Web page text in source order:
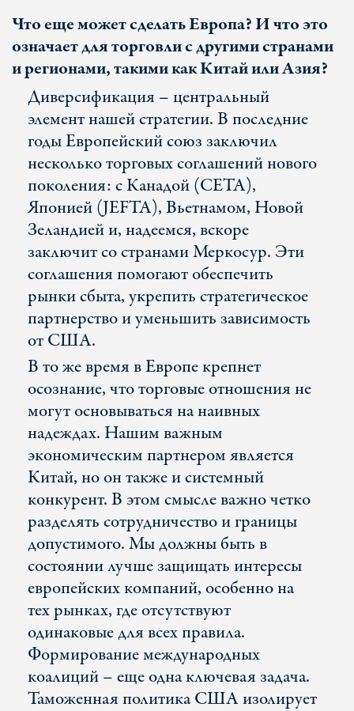
Что еще может сделать Европа? И что это
означает для торговли с другими странами
и регионами, такими как Китай или Азия?
Диверсификация – центральный
элемент нашей стратегии. В последние
годы Европейский союз заключил
несколько торговых соглашений нового
поколения: с Канадой (CETA),
Японией (JEFTA), Вьетнамом, Новой
Зеландией и, надеемся, вскоре
заключит со странами Меркосур. Эти
соглашения помогают обеспечить
рынки сбыта, укрепить стратегическое
партнерство и уменьшить зависимость
от США.
В то же время в Европе крепнет
осознание, что торговые отношения не
могут основываться на наивных
надеждах. Нашим важным
экономическим партнером является
Китай, но он также и системный
конкурент. В этом смысле важно четко
разделять сотрудничество и границы
допустимого. Мы должны быть в
состоянии лучше защищать интересы
европейских компаний, особенно на
тех рынках, где отсутствуют
одинаковые для всех правила.
Формирование международных
коалиций – еще одна ключевая задача.
Таможенная политика США изолирует